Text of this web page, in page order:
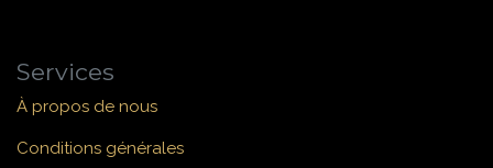
Services
À propos de nous
Conditions générales